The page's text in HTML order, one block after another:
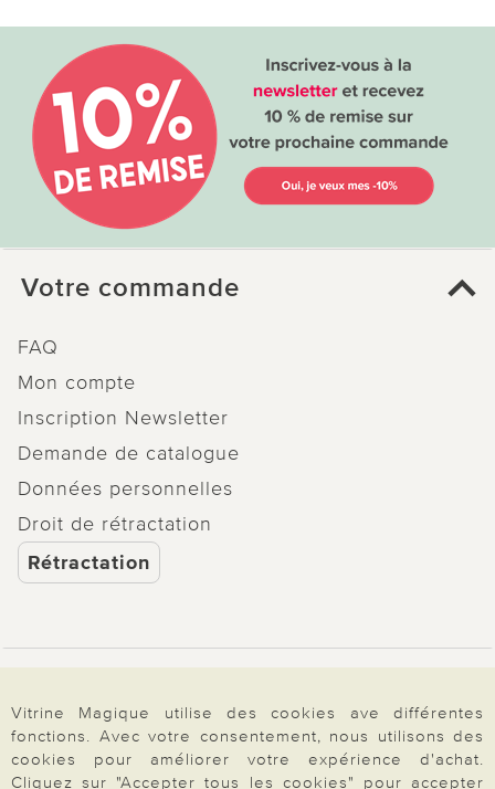
Votre commande
FAQ
Mon compte
Inscription Newsletter
Demande de catalogue
Données personnelles
Droit de rétractation
Rétractation
À propos de nous
Vitrine Magique utilise des cookies ave différentes
fonctions. Avec votre consentement, nous utilisons des
cookies pour améliorer votre expérience d'achat.
Cliquez sur "Accepter tous les cookies" pour accepter